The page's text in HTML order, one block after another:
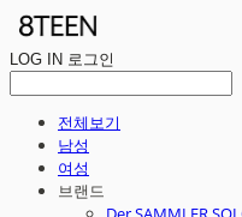
LOG IN 로그인
전체보기
남성
여성
브랜드